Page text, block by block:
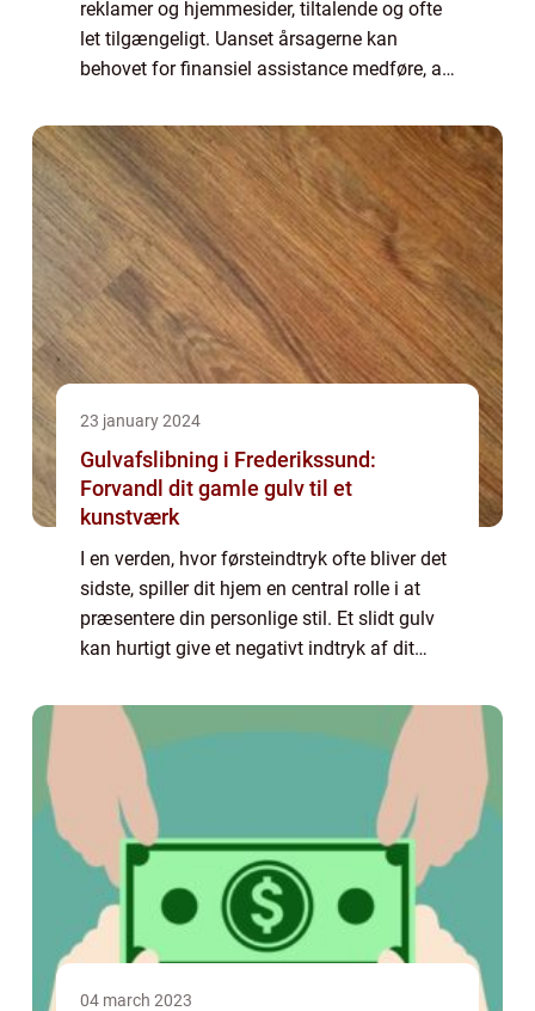
reklamer og hjemmesider, tiltalende og ofte
let tilgængeligt. Uanset årsagerne kan
behovet for finansiel assistance medføre, at
23 january 2024
Gulvafslibning i Frederikssund:
Forvandl dit gamle gulv til et
kunstværk
I en verden, hvor førsteindtryk ofte bliver det
sidste, spiller dit hjem en central rolle i at
præsentere din personlige stil. Et slidt gulv
kan hurtigt give et negativt indtryk af dit
professionel gulvafslibnin...
04 march 2023